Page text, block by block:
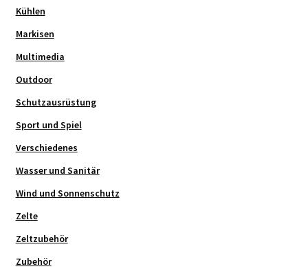
Kühlen
Markisen
Multimedia
Outdoor
Schutzausrüstung
Sport und Spiel
Verschiedenes
Wasser und Sanitär
Wind und Sonnenschutz
Zelte
Zeltzubehör
Zubehör